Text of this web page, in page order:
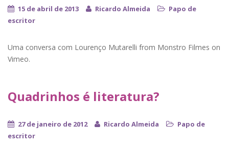
15 de abril de 2013 Ricardo Almeida
Papo de
escritor
Uma conversa com Lourenço Mutarelli from Monstro Filmes on
Vimeo.
Quadrinhos é literatura?
27 de janeiro de 2012 Ricardo Almeida
Papo de
escritor